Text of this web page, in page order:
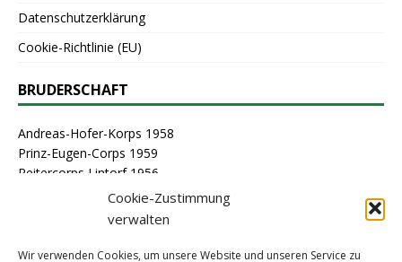
Cookie-Zustimmung
verwalten
Wir verwenden Cookies, um unsere Website und unseren Service zu
Datenschutzerklärung
Cookie-Richtlinie (EU)
BRUDERSCHAFT
Andreas-Hofer-Korps 1958
Prinz-Eugen-Corps 1959
Reitercorps Lintorf 1956
St. Georg-Corps 1963
St. Lambertus-Corps 1976
Stammcorps 1963